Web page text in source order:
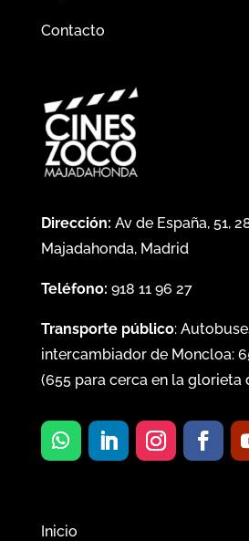
Contacto
Dirección: Av de España, 51,
Majadahonda, Madrid
Teléfono: 918 11 96 27
Transporte público:
intercambiador de Moncloa:
(655para cerca en la glorieta
Inicio